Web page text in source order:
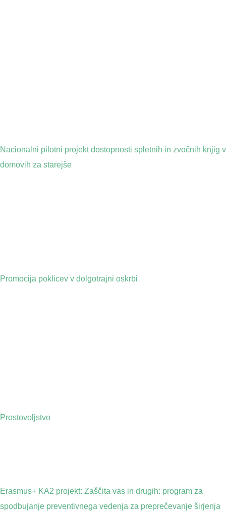
Nacionalni pilotni projekt dostopnosti spletnih in zvočnih knjig v
domovih za starejše
Promocija poklicev v dolgotrajni oskrbi
Prostovoljstvo
Erasmus+ KA2 projekt: Zaščita vas in drugih: program za
spodbujanje preventivnega vedenja za preprečevanje širjenja